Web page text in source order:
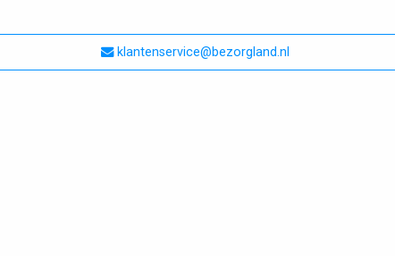
klantenservice@bezorgland.nl